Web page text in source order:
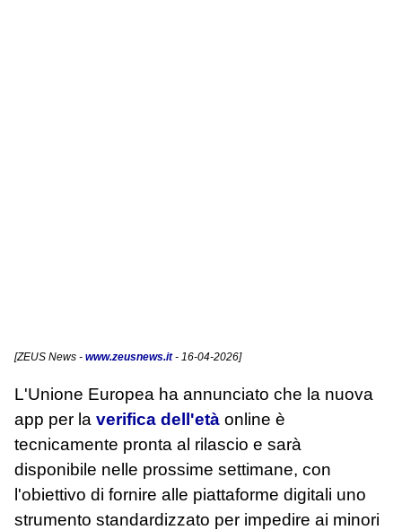
[ZEUS News - www.zeusnews.it- 16-04-2026]
L'Unione Europea ha annunciato che la nuova
app per la verifica dell'età online è
tecnicamente pronta al rilascio e sarà
disponibile nelle prossime settimane, con
l'obiettivo di fornire alle piattaforme digitali uno
strumento standardizzato per impedire ai minori